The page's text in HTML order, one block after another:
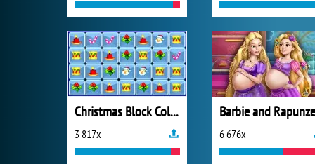
Christmas Block Collapse
3 817x 6 676x